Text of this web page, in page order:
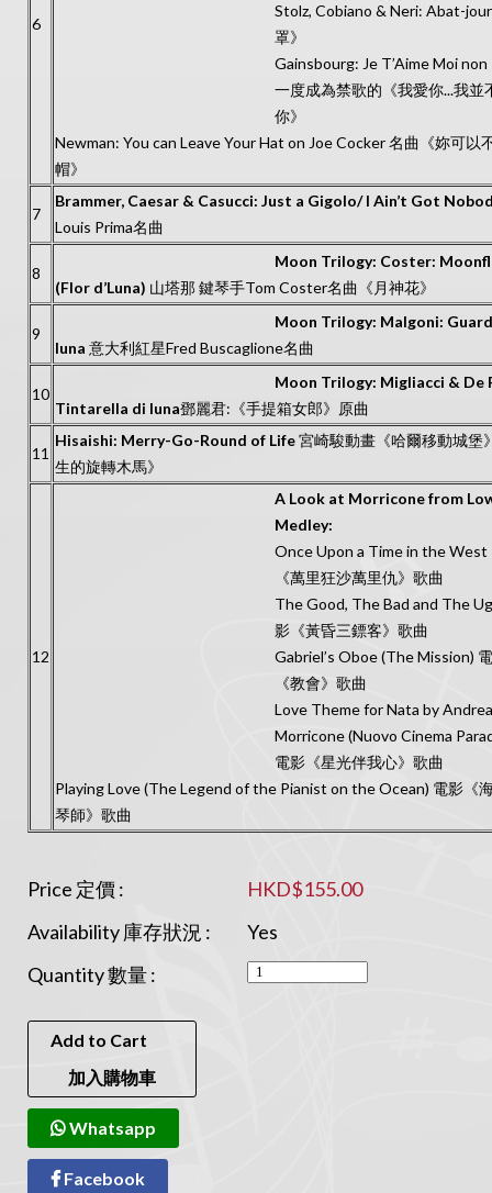
6
Stolz, Cobiano & Neri: Abat-
罩》
Gainsbourg: Je T’Aime Moi non
一度成為禁歌的《我愛你...我並
你》
Newman: You can Leave Your Hat on Joe Cocker 名曲《妳可以
帽》
7
Brammer, Caesar & Casucci: Just a Gigolo/ I Ain’t Got
Louis Prima名曲
8
Moon Trilogy: Coster:
(Flor d’Luna) 山塔那 鍵琴手Tom Coster名曲《月神花》
9
Moon Trilogy: Malgoni:
luna 意大利紅星Fred Buscaglione名曲
10
Moon Trilogy: Migliacci & De
Tintarella di luna鄧麗君:《手提箱女郎》原曲
11
Hisaishi: Merry-Go-Round of Life宮崎駿動畫《哈爾移動城堡
生的旋轉木馬》
12
A Look at Morricone from
Medley:
Once Upon a Time in the West
《萬里狂沙萬里仇》歌曲
The Good, The Bad and The
影《黃昏三鏢客》歌曲
Gabriel’s Oboe (The Mission)
《教會》歌曲
Love Theme for Nata by Andrea
Morricone (Nuovo Cinema
電影《星光伴我心》歌曲
Playing Love (The Legend of the Pianist on the Ocean) 電影《
琴師》歌曲
Price 定價 :
HKD$155.00
Availability 庫存狀況 :
Yes
Quantity 數量 :
Add to Cart
加入購物車
Whatsapp
Facebook